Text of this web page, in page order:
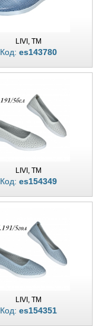
LIVI, TM
Код: es143780
LIVI, TM
Код: es154349
LIVI, TM
Код: es154351